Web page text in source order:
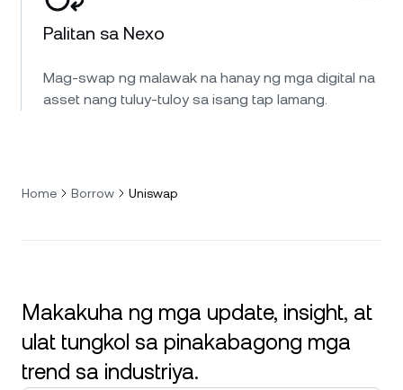
Palitan sa Nexo
Mag-swap ng malawak na hanay ng mga digital na
asset nang tuluy-tuloy sa isang tap lamang.
Home Borrow Uniswap
Makakuha ng mga update, insight, at
ulat tungkol sa pinakabagong mga
trend sa industriya.